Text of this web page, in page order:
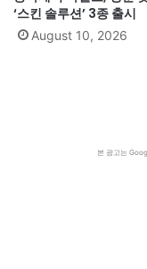
‘스킨 솔루션’ 3종 출시
August 10, 2026
본 광고는